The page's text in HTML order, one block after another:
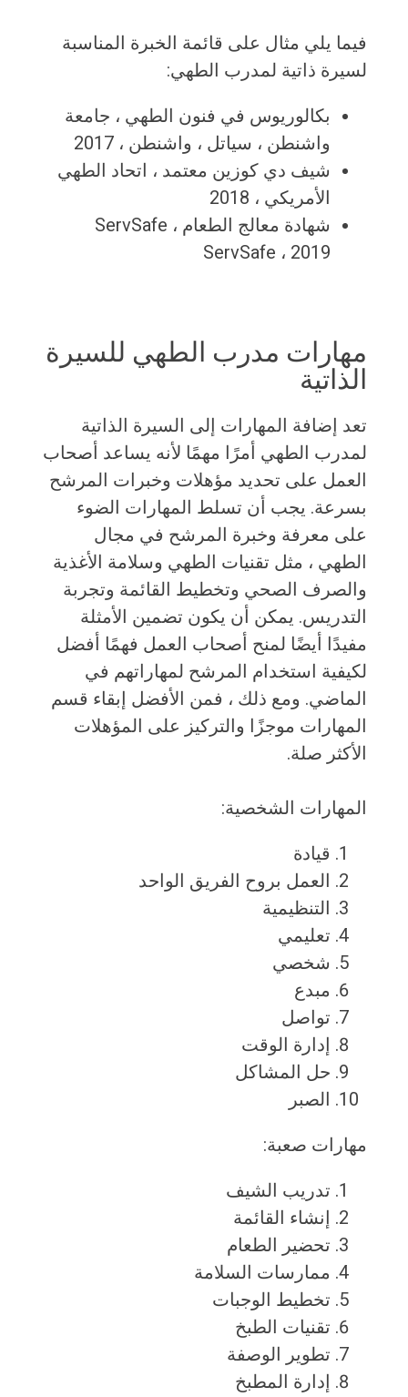
فيما يلي مثال على قائمة الخبرة المناسبة
لسيرة ذاتية لمدرب الطهي:
بكالوريوس في فنون الطهي ، جامعة
واشنطن ، سياتل ، واشنطن ، 2017
شيف دي كوزين معتمد ، اتحاد الطهي
الأمريكي ، 2018
شهادة معالج الطعام ServSafe ،
ServSafe ، 2019
مهارات مدرب الطهي للسيرة
الذاتية
تعد إضافة المهارات إلى السيرة الذاتية
لمدرب الطهي أمرًا مهمًا لأنه يساعد أصحاب
العمل على تحديد مؤهلات وخبرات المرشح
بسرعة. يجب أن تسلط المهارات الضوء
على معرفة وخبرة المرشح في مجال
الطهي ، مثل تقنيات الطهي وسلامة الأغذية
والصرف الصحي وتخطيط القائمة وتجربة
التدريس. يمكن أن يكون تضمين الأمثلة
مفيدًا أيضًا لمنح أصحاب العمل فهمًا أفضل
لكيفية استخدام المرشح لمهاراتهم في
الماضي. ومع ذلك ، فمن الأفضل إبقاء قسم
المهارات موجزًا ​​والتركيز على المؤهلات
الأكثر صلة.
المهارات الشخصية:
قيادة
العمل بروح الفريق الواحد
التنظيمية
تعليمي
شخصي
مبدع
تواصل
إدارة الوقت
حل المشاكل
الصبر
مهارات صعبة:
تدريب الشيف
إنشاء القائمة
تحضير الطعام
ممارسات السلامة
تخطيط الوجبات
تقنيات الطبخ
تطوير الوصفة
إدارة المطبخ